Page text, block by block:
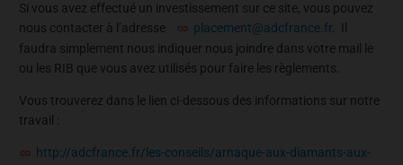
Si vous avez effectué un investissement sur ce site, vous pouvez
nous contacter à l’adresse
placement@adcfrance.fr
faudra simplement nous indiquer nous joindre dans votre mail le
ou les RIB que vous avez utilisés pour faire les règlements.
Vous trouverez dans le lien ci-dessous des informations sur notre
travail :
http://adcfrance.fr/les-conseils/arnaque-aux-diamants-aux-